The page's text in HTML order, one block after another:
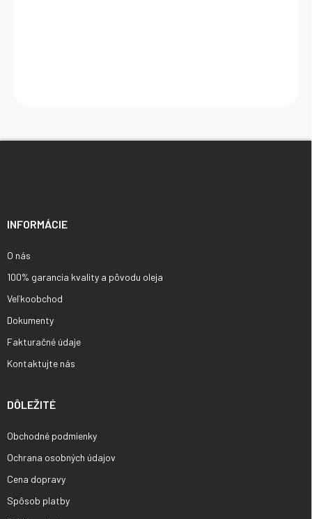
INFORMÁCIE
O nás
100% garancia kvality a pôvodu oleja
Veľkoobchod
Dokumenty
Fakturačné údaje
Kontaktujte nás
DÔLEŽITÉ
Obchodné podmienky
Ochrana osobných údajov
Cena dopravy
Spôsob platby